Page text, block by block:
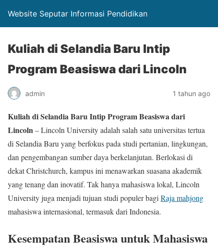
Website Seputar Informasi Pendidikan
Kuliah di Selandia Baru Intip
Program Beasiswa dari Lincoln
admin 1 tahun ago
Kuliah di Selandia Baru Intip Program Beasiswa dari
Lincoln– Lincoln University adalah salah satu universitas tertua
di Selandia Baru yang berfokus pada studi pertanian, lingkungan,
dan pengembangan sumber daya berkelanjutan. Berlokasi di
dekat Christchurch, kampus ini menawarkan suasana akademik
yang tenang dan inovatif. Tak hanya mahasiswa lokal, Lincoln
University juga menjadi tujuan studi populer bagi Raja mahjong
mahasiswa internasional, termasuk dari Indonesia.
Kesempatan Beasiswa untuk Mahasiswa